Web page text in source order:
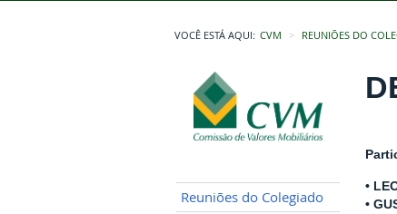
VOCÊ ESTÁ AQUI: CVM REUNIÕES DO
Reuniões do Colegiado
•
•